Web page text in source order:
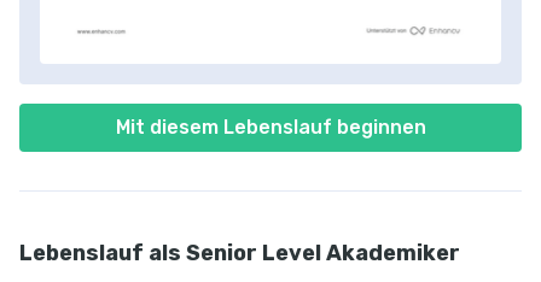
Mit diesem Lebenslauf beginnen
Lebenslauf als Senior Level Akademiker